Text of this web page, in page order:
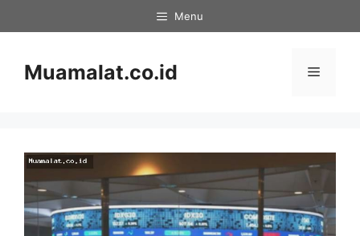
to
Menu
Muamalat.co.id Menu